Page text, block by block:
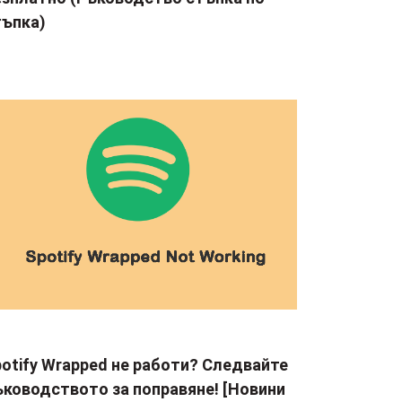
Wrapped не работи? Следвайте
за поправяне! [Новини